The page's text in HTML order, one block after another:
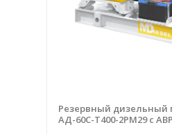
Резервный дизельный
АД-60С-Т400-2РМ29 с АВР